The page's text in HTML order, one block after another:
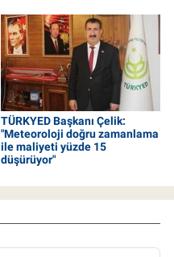
TÜRKYED Başkanı Çelik:
"Meteoroloji doğru zamanlama
ile maliyeti yüzde 15
düşürüyor"